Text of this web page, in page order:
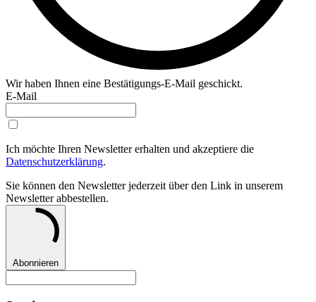
Wir haben Ihnen eine Bestätigungs-E-Mail geschickt.
E-Mail
Ich möchte Ihren Newsletter erhalten und akzeptiere die
Datenschutzerklärung.
Sie können den Newsletter jederzeit über den Link in unserem
Newsletter abbestellen.
Abonnieren